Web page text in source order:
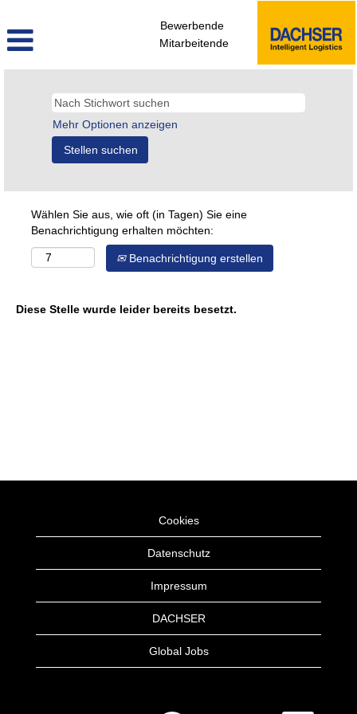
Bewerbende
Mitarbeitende
Mehr Optionen anzeigen
Wählen Sie aus, wie oft (in Tagen) Sie eine
Benachrichtigung erhalten möchten:
Benachrichtigung erstellen
Diese Stelle wurde leider bereits besetzt.
Cookies
Datenschutz
Impressum
DACHSER
Global Jobs